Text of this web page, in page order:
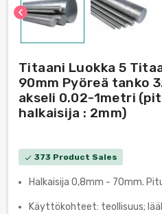
chevron_left
Titaani Luokka 5
90mm Pyöreä tanko
akseli 0.02-1metri
halkaisija : 2mm)
check 373 Product Sales
Halkaisija 0,8mm - 70mm.
Käyttökohteet: teollisuus;